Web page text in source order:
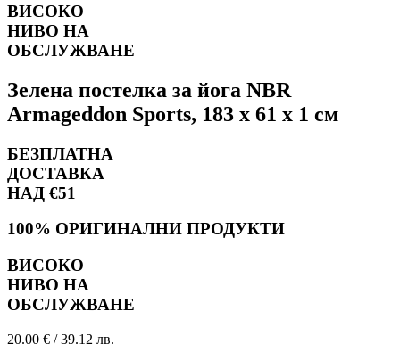
ВИСОКО
НИВО НА
ОБСЛУЖВАНЕ
Зелена постелка за йога NBR
Armageddon Sports, 183 x 61 x 1 см
БЕЗПЛАТНА
ДОСТАВКА
НАД €51
100% ОРИГИНАЛНИ ПРОДУКТИ
ВИСОКО
НИВО НА
ОБСЛУЖВАНЕ
20.00 € / 39.12 лв.